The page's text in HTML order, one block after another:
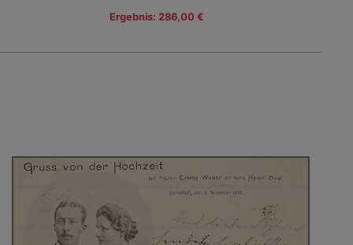
Ergebnis: 286,00 €